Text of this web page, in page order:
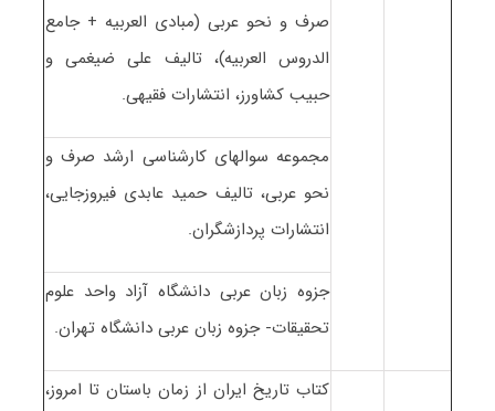
صرف و نحو عربی (مبادی العربیه + جامع
الدروس العربیه)، تالیف علی ضیغمی و
حبیب کشاورز، انتشارات فقیهی.
مجموعه سوالهای کارشناسی ارشد صرف و
نحو عربی، تالیف حمید عابدی فیروزجایی،
انتشارات پردازشگران.
جزوه زبان عربی دانشگاه آزاد واحد علوم
تحقیقات- جزوه زبان عربی دانشگاه تهران.
کتاب تاریخ ایران از زمان باستان تا امروز،